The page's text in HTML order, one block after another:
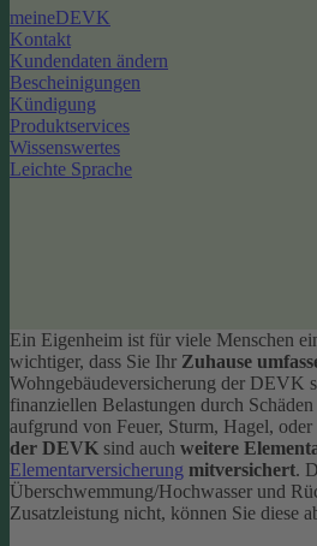
meineDEVK
Kontakt
Kundendaten ändern
Bescheinigungen
Kündigung
Produktservices
Wissenswertes
Leichte Sprache
Ein Eigenheim ist für viele Menschen
wichtiger, dass Sie Ihr Zuhause
Wohngebäudeversicherung der DEVK
finanziellen Belastungen durch
aufgrund von Feuer, Sturm, Hagel, oder
der DEVK sind auch weitere
Elementarversicherung mitversichert.
Überschwemmung/Hochwasser und
Zusatzleistung nicht, können Sie diese